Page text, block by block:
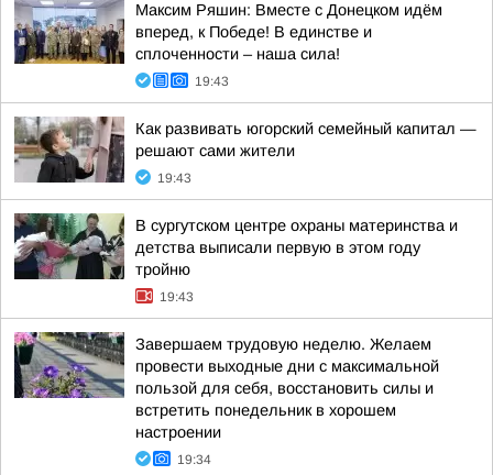
Максим Ряшин: Вместе с Донецком идём
вперед, к Победе! В единстве и
сплоченности – наша сила!
19:43
Как развивать югорский семейный капитал —
решают сами жители
19:43
В сургутском центре охраны материнства и
детства выписали первую в этом году
тройню
19:43
Завершаем трудовую неделю. Желаем
провести выходные дни с максимальной
пользой для себя, восстановить силы и
встретить понедельник в хорошем
настроении
19:34